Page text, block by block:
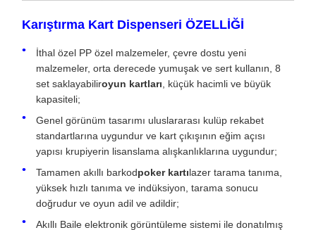
Karıştırma Kart Dispenseri ÖZELLİĞİ
İthal özel PP özel malzemeler, çevre dostu yeni
malzemeler, orta derecede yumuşak ve sert kullanın, 8
set saklayabiliroyun kartları , küçük hacimli ve büyük
kapasiteli;
Genel görünüm tasarımı uluslararası kulüp rekabet
standartlarına uygundur ve kart çıkışının eğim açısı
yapısı krupiyerin lisanslama alışkanlıklarına uygundur;
Tamamen akıllı barkodpoker kartılazer tarama tanıma,
yüksek hızlı tanıma ve indüksiyon, tarama sonucu
doğrudur ve oyun adil ve adildir;
Akıllı Baile elektronik görüntüleme sistemi ile donatılmış